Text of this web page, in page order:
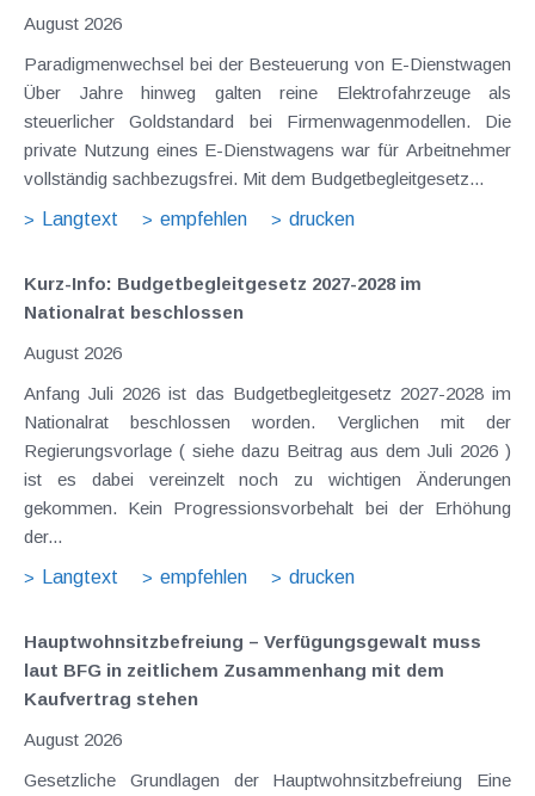
August 2026
Paradigmenwechsel bei der Besteuerung von E-Dienstwagen
Über Jahre hinweg galten reine Elektrofahrzeuge als
steuerlicher Goldstandard bei Firmenwagenmodellen. Die
private Nutzung eines E-Dienstwagens war für Arbeitnehmer
vollständig sachbezugsfrei. Mit dem Budgetbegleitgesetz...
Langtext
empfehlen drucken
Kurz-Info: Budgetbegleitgesetz 2027-2028 im
Nationalrat beschlossen
August 2026
Anfang Juli 2026 ist das Budgetbegleitgesetz 2027-2028 im
Nationalrat beschlossen worden. Verglichen mit der
Regierungsvorlage ( siehe dazu Beitrag aus dem Juli 2026 )
ist es dabei vereinzelt noch zu wichtigen Änderungen
gekommen. Kein Progressionsvorbehalt bei der Erhöhung
der...
Langtext
empfehlen drucken
Hauptwohnsitz​­befreiung – Verfügungsgewalt muss
laut BFG in zeitlichem Zusammenhang mit dem
Kaufvertrag stehen
August 2026
Gesetzliche Grundlagen der Hauptwohnsitzbefreiung Eine